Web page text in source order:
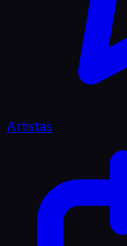
Artistas